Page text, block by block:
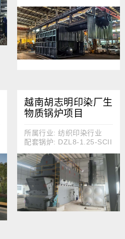
越南胡志明印染厂生
物质锅炉项目
所属行业: 纺织印染行业
配套锅炉: DZL8-1.25-SCII